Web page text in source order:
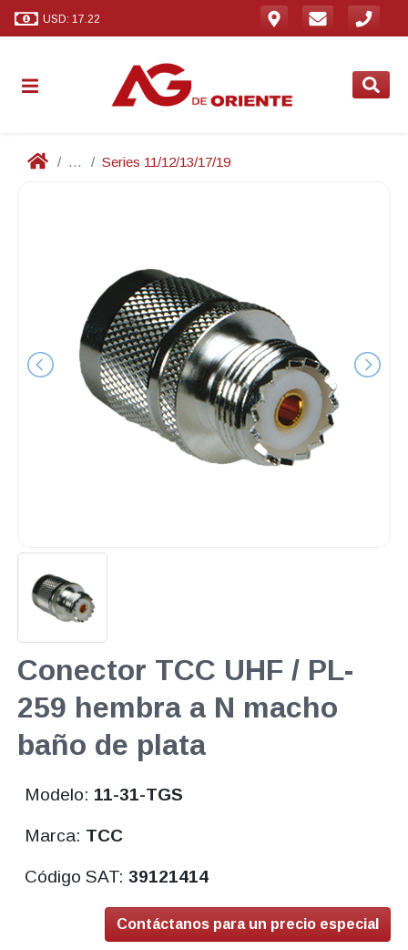
USD: 17.22
... Series 11/12/13/17/19
Conector TCC UHF / PL-
259 hembra a N macho
baño de plata
Modelo: 11-31-TGS
Marca: TCC
Código SAT:39121414
Contáctanos para un precio especial